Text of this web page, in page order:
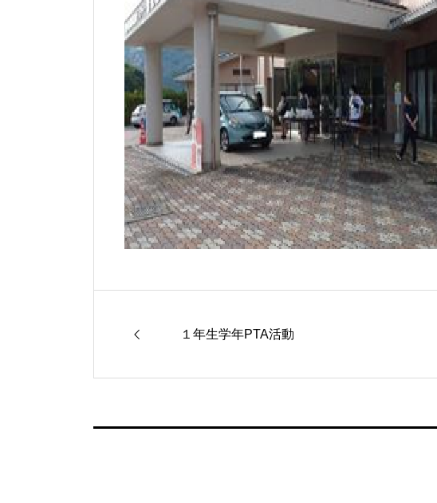
１年生学年PTA活動